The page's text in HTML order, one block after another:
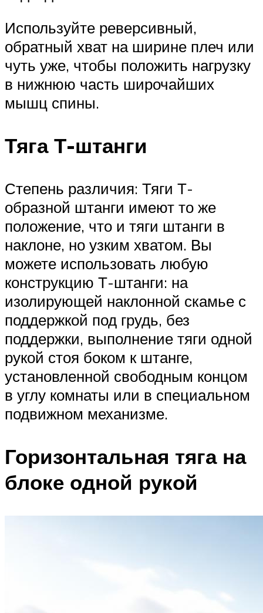
Используйте реверсивный,
обратный хват на ширине плеч или
чуть уже, чтобы положить нагрузку
в нижнюю часть широчайших
мышц спины.
Тяга Т-штанги
Степень различия: Тяги Т-
образной штанги имеют то же
положение, что и тяги штанги в
наклоне, но узким хватом. Вы
можете использовать любую
конструкцию Т-штанги: на
изолирующей наклонной скамье с
поддержкой под грудь, без
поддержки, выполнение тяги одной
рукой стоя боком к штанге,
установленной свободным концом
в углу комнаты или в специальном
подвижном механизме.
Горизонтальная тяга на
блоке одной рукой